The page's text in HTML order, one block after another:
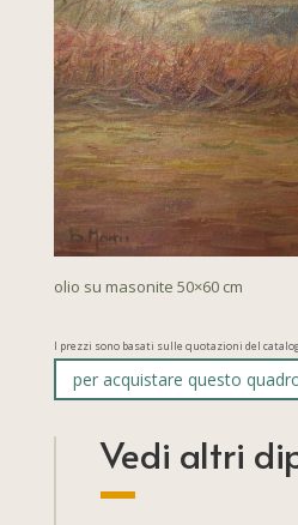
olio su masonite 50×60 cm
I prezzi sono basati sulle quotazioni del
per acquistare questo
Vedi altri